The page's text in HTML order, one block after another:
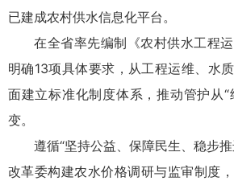
已建成农村供水信息化平台。
在全省率先编制《农村供水工程
明确13项具体要求，从工程运维、水
面建立标准化制度体系，推动管护从“
变。
遵循“坚持公益、保障民生、稳步
改革委构建农水价格调研与监审制度